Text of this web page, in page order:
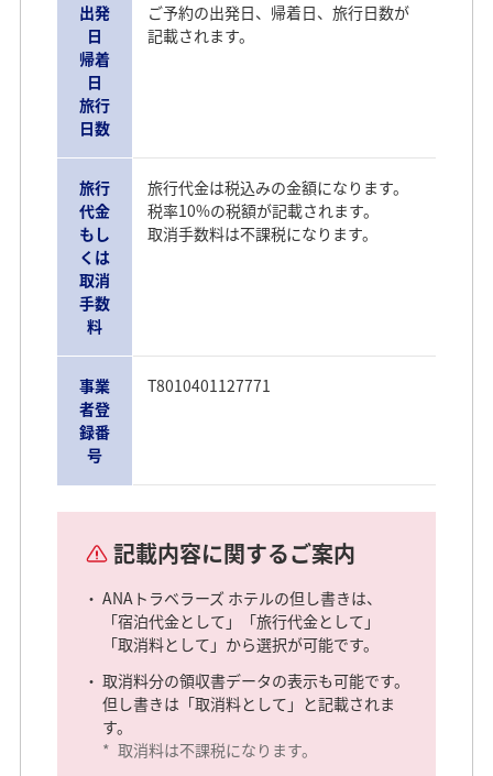
出発
日
帰着
日
旅行
日数
ご予約の出発日、帰着日、旅行日数が
記載されます。
旅行
代金
もし
くは
取消
手数
料
旅行代金は税込みの金額になります。
税率10%の税額が記載されます。
取消手数料は不課税になります。
事業
者登
録番
号
T8010401127771
記載内容に関するご案内
ANAトラベラーズ ホテルの但し書きは、
「宿泊代金として」「旅行代金として」
「取消料として」から選択が可能です。
取消料分の領収書データの表示も可能です。
但し書きは「取消料として」と記載されま
す。
* 取消料は不課税になります。